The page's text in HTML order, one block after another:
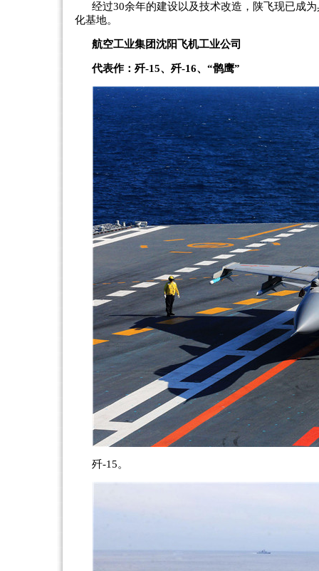
经过30余年的建设以及技术改造，陕飞现已成
化基地。
航空工业集团沈阳飞机工业公司
代表作：歼-15、歼-16、“鹘鹰”
歼-15。